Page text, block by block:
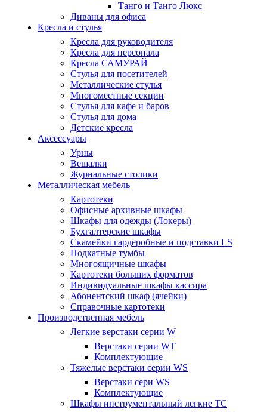
Танго и Танго Люкс
Диваны для офиса
Кресла и стулья
Кресла для руководителя
Кресла для персонала
Кресла САМУРАЙ
Стулья для посетителей
Металлические стулья
Многоместные секции
Стулья для кафе и баров
Стулья для дома
Детские кресла
Аксессуары
Урны
Вешалки
Журнальные столики
Металлическая мебель
Картотеки
Офисные архивные шкафы
Шкафы для одежды (Локеры)
Бухгалтерские шкафы
Скамейки гардеробные и подставки LS
Подкатные тумбы
Многоящичные шкафы
Картотеки больших форматов
Индивидуальные шкафы кассира
Абонентский шкаф (ячейки)
Справочные картотеки
Производственная мебель
Легкие верстаки серии W
Верстаки серии WT
Комплектующие
Тяжелые верстаки серии WS
Верстаки сери WS
Комплектующие
Шкафы инструментальный легкие ТС